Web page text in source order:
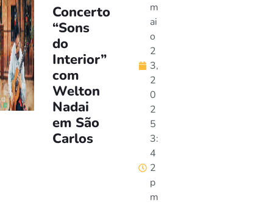
Concerto
“Sons
do
Interior”
com
Welton
Nadai
em São
Carlos
m
ai
o
2
3,
2
0
2
5
3:
4
2
p
m